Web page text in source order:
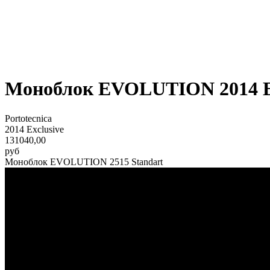
Моноблок EVOLUTION 2014
Portotecnica
2014 Exclusive
131040,00
руб
Моноблок EVOLUTION 2515 Standart